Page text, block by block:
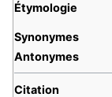
Étymologie
Synonymes
Antonymes
Citation